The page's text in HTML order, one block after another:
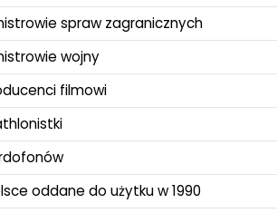
spraw zagranicznych
wojny
filmowi
oddane do użytku w 1990